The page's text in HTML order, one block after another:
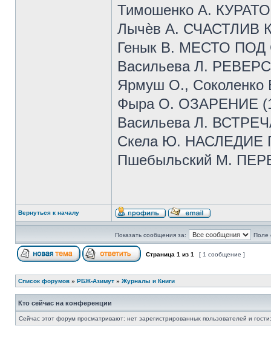
Тимошенко А.
Лычѐв А. СЧАСТЛИВ
Генык В. МЕСТО
Васильева Л.
Ярмуш О.,
Фыра О. ОЗАРЕНИЕ
Васильева Л.
Скела Ю. НАСЛЕДИЕ
Пшебыльский М.
Вернуться к началу
Показать сообщения за: Поле
Страница 1 из 1 [ 1 сообщение ]
Список форумов » РБЖ-Азимут » Журналы и Книги
Кто сейчас на конференции
Сейчас этот форум просматривают: нет зарегистрированных пользователей и